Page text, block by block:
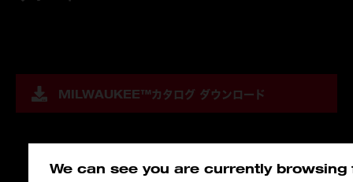
We can see you are currently
MILWAUKEE™カタログ ダウンロード